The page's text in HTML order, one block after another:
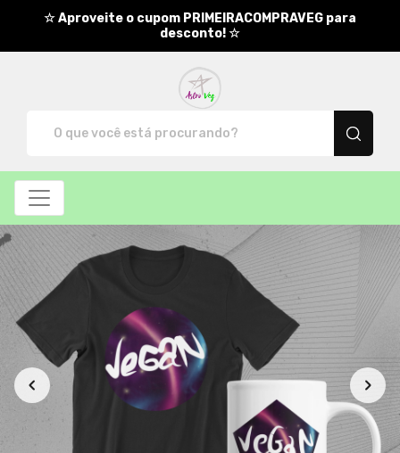
☆ Aproveite o cupom PRIMEIRACOMPRAVEG para
desconto! ☆